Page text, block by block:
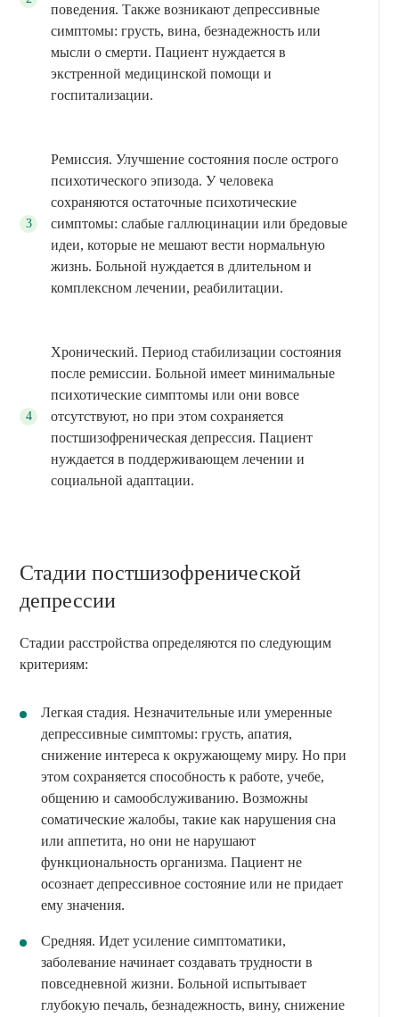
поведения. Также возникают депрессивные
симптомы: грусть, вина, безнадежность или
мысли о смерти. Пациент нуждается в
экстренной медицинской помощи и
госпитализации.
Ремиссия. Улучшение состояния после острого
психотического эпизода. У человека
сохраняются остаточные психотические
симптомы: слабые галлюцинации или бредовые
идеи, которые не мешают вести нормальную
жизнь. Больной нуждается в длительном и
комплексном лечении, реабилитации.
Хронический. Период стабилизации состояния
после ремиссии. Больной имеет минимальные
психотические симптомы или они вовсе
отсутствуют, но при этом сохраняется
постшизофреническая депрессия. Пациент
нуждается в поддерживающем лечении и
социальной адаптации.
Стадии постшизофренической
депрессии
Стадии расстройства определяются по следующим
критериям:
Легкая стадия. Незначительные или умеренные
депрессивные симптомы: грусть, апатия,
снижение интереса к окружающему миру. Но при
этом сохраняется способность к работе, учебе,
общению и самообслуживанию. Возможны
соматические жалобы, такие как нарушения сна
или аппетита, но они не нарушают
функциональность организма. Пациент не
осознает депрессивное состояние или не придает
ему значения.
Средняя. Идет усиление симптоматики,
заболевание начинает создавать трудности в
повседневной жизни. Больной испытывает
глубокую печаль, безнадежность, вину, снижение